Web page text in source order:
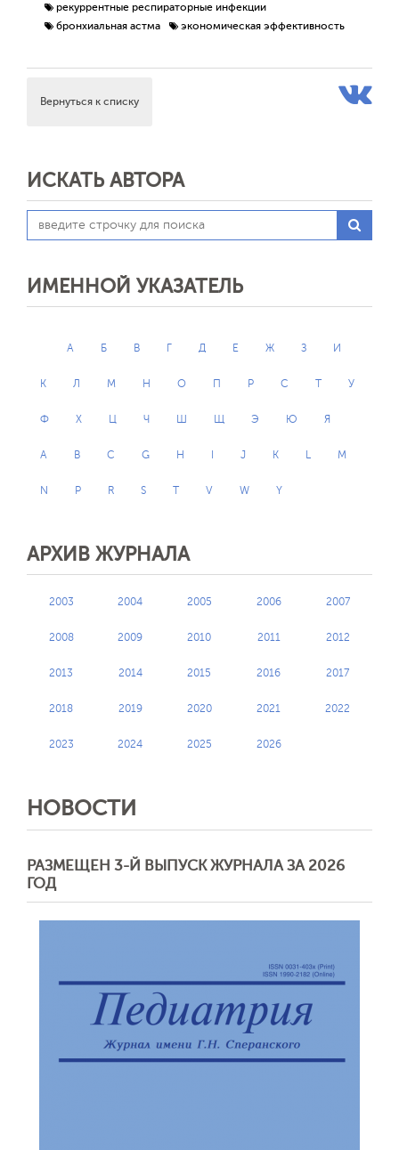
рекуррентные респираторные инфекции
бронхиальная астма
экономическая эффективность
Вернуться к списку
ИСКАТЬ АВТОРА
ИМЕННОЙ УКАЗАТЕЛЬ
А Б В Г Д Е Ж З И
К Л М Н О П Р С Т У
Ф Х Ц Ч Ш Щ Э Ю Я
A B C G H I J K L M
N P R S T V W Y
АРХИВ ЖУРНАЛА
2003 2004 2005 2006 2007
2008 2009 2010 2011 2012
2013 2014 2015 2016 2017
2018 2019 2020 2021 2022
2023 2024 2025 2026
НОВОСТИ
РАЗМЕЩЕН 3-Й ВЫПУСК ЖУРНАЛА ЗА 2026
ГОД